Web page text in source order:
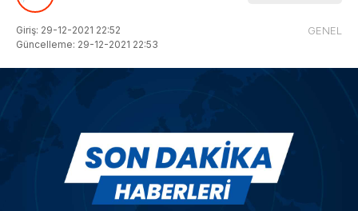
Giriş: 29-12-2021 22:52
Güncelleme: 29-12-2021 22:53
GENEL